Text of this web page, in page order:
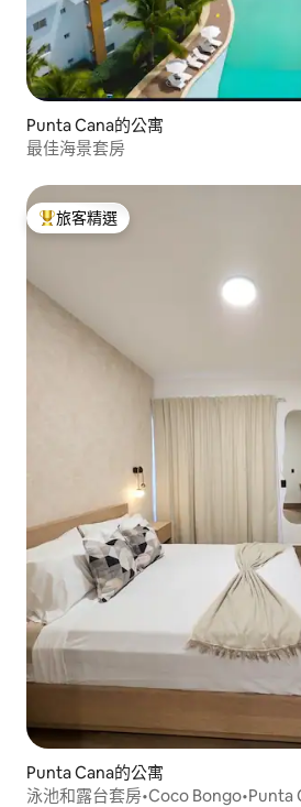
Punta Cana的公寓
最佳海景套房
旅客精選榜首
旅客精選
Punta Cana的公寓
泳池和露台套房•Coco Bongo•Punta